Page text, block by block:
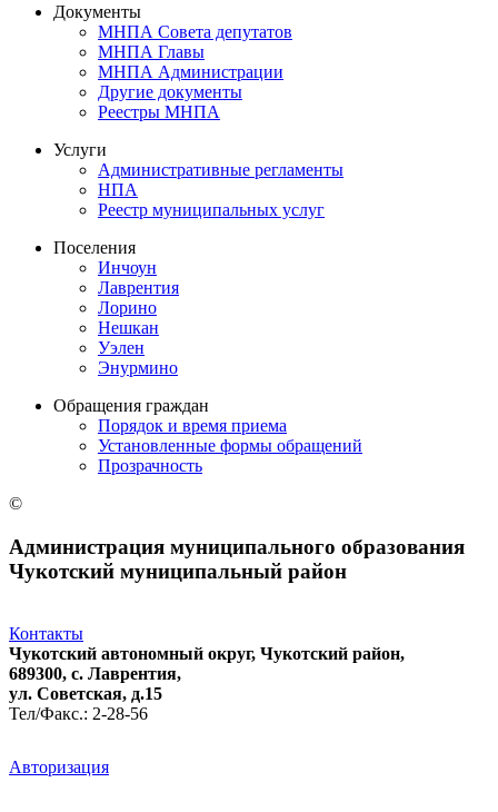
Документы
МНПА Совета депутатов
МНПА Главы
МНПА Администрации
Другие документы
Реестры МНПА
Услуги
Административные регламенты
НПА
Реестр муниципальных услуг
Поселения
Инчоун
Лаврентия
Лорино
Нешкан
Уэлен
Энурмино
Обращения граждан
Порядок и время приема
Установленные формы обращений
Прозрачность
©
Администрация муниципального образования
Чукотский муниципальный район
Контакты
Чукотский автономный округ, Чукотский район,
689300, с. Лаврентия,
ул. Советская, д.15
Тел/Факс.: 2-28-56
Авторизация